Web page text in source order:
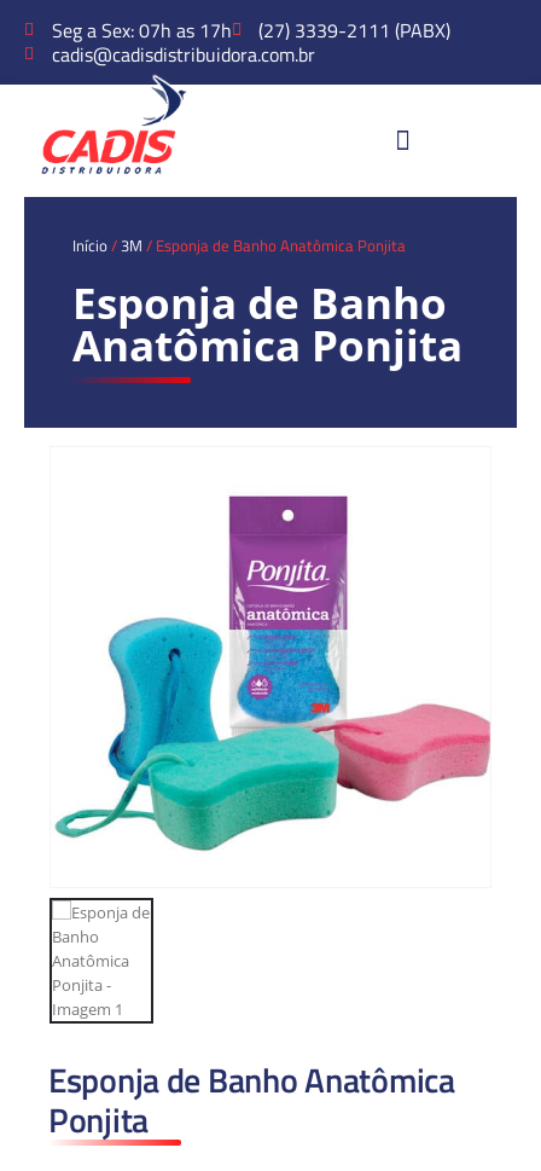
Seg a Sex: 07h as 17h
(27) 3339-2111 (PABX)
cadis@cadisdistribuidora.com.br
Início/3M / Esponja de Banho Anatômica Ponjita
Esponja de Banho
Anatômica Ponjita
Esponja de Banho Anatômica
Ponjita